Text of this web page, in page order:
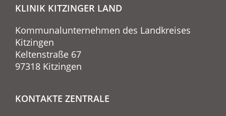
KLINIK KITZINGER LAND
Kommunalunternehmen des Landkreises
Kitzingen
Keltenstraße 67
97318 Kitzingen
KONTAKTE ZENTRALE